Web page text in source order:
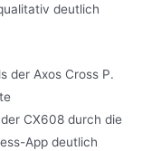
deutlich
der Axos Cross P.
CX608 durch die
App deutlich